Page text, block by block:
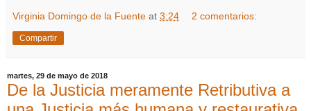
Virginia Domingo de la Fuente at 3:24 2 comentarios:
Compartir
martes, 29 de mayo de 2018
De la Justicia meramente Retributiva a